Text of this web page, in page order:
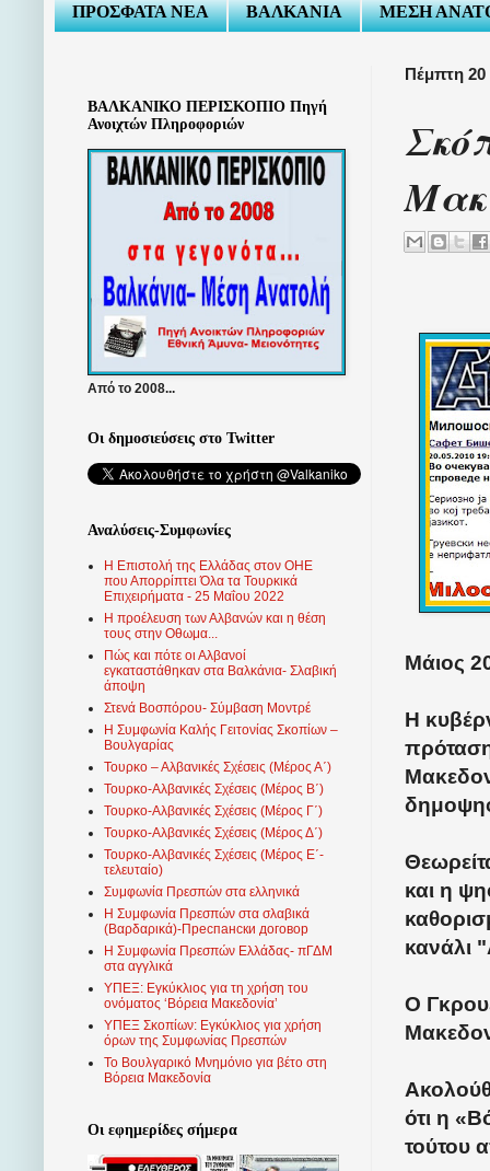
ΠΡΟΣΦΑΤΑ ΝΕΑ ΒΑΛΚΑΝΙΑ ΜΕΣΗ
Πέμπτη
Μάιος
Η
και η
κανάλι
Ο
ότι η
τούτου
ΒΑΛΚΑΝΙΚΟ ΠΕΡΙΣΚΟΠΙΟ Πηγή
Ανοιχτών Πληροφοριών
Από το 2008...
Οι δημοσιεύσεις στο Twitter
Αναλύσεις-Συμφωνίες
Η Επιστολή της Ελλάδας στον ΟΗΕ
που Απορρίπτει Όλα τα Τουρκικά
Επιχειρήματα - 25 Μαΐου 2022
Η προέλευση των Αλβανών και η θέση
τους στην Οθωμα...
Πώς και πότε οι Αλβανοί
εγκαταστάθηκαν στα Βαλκάνια- Σλαβική
άποψη
Στενά Βοσπόρου- Σύμβαση Μοντρέ
Η Συμφωνία Καλής Γειτονίας Σκοπίων –
Βουλγαρίας
Τουρκο – Αλβανικές Σχέσεις (Mέρος Α΄)
Τουρκο-Αλβανικές Σχέσεις (Μέρος Β΄)
Τουρκο-Αλβανικές Σχέσεις (Μέρος Γ΄)
Τουρκο-Αλβανικές Σχέσεις (Μέρος Δ΄)
Τουρκο-Αλβανικές Σχέσεις (Μέρος Ε΄-
τελευταίο)
Συμφωνία Πρεσπών στα ελληνικά
Η Συμφωνία Πρεσπών στα σλαβικά
(Βαρδαρικά)-Преспански договор
Η Συμφωνία Πρεσπών Ελλάδας- πΓΔΜ
στα αγγλικά
ΥΠΕΞ: Εγκύκλιος για τη χρήση του
ονόματος ‘Βόρεια Μακεδονία’
ΥΠΕΞ Σκοπίων: Εγκύκλιος για χρήση
όρων της Συμφωνίας Πρεσπών
Το Βουλγαρικό Μνημόνιο για βέτο στη
Βόρεια Μακεδονία
Οι εφημερίδες σήμερα